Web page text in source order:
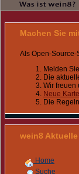
Machen Sie
Als Open-
Melden
Die
Wir freuen
Neue
Die
wein8
Home
Suche